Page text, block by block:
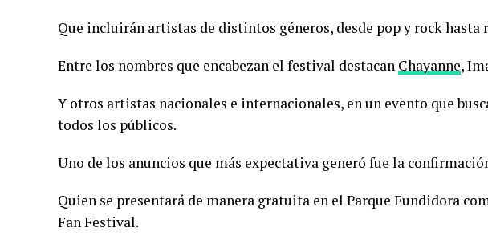
Que incluirán artistas de distintos géneros, desde pop y rock hasta
Entre los nombres que encabezan el festival destacan Chayanne,
Y otros artistas nacionales e internacionales, en un evento que
todos los públicos.
Uno de los anuncios que más expectativa generó fue la
Quien se presentará de manera gratuita en el Parque Fundidora
Fan Festival.